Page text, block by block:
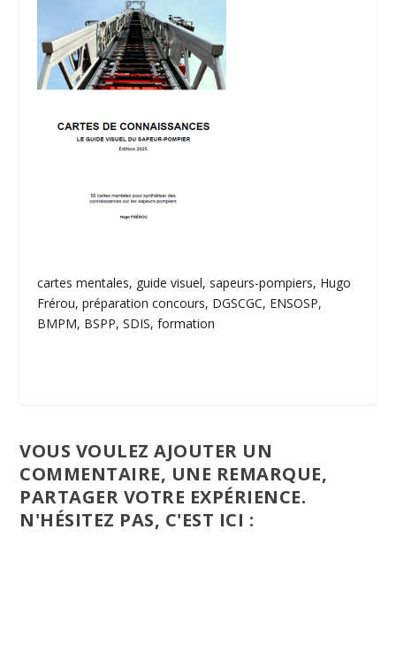
cartes mentales, guide visuel, sapeurs-pompiers, Hugo
Frérou, préparation concours, DGSCGC, ENSOSP,
BMPM, BSPP, SDIS, formation
VOUS VOULEZ AJOUTER UN
COMMENTAIRE, UNE REMARQUE,
PARTAGER VOTRE EXPÉRIENCE.
N'HÉSITEZ PAS, C'EST ICI :